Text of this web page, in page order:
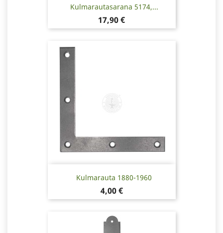
Kulmarautasarana 5174,...
Hinta
17,90 €
Kulmarauta 1880-1960
Hinta
4,00 €